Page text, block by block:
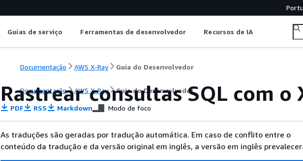
Guias de serviço Ferramentas de desenvolvedor Recursos de IA
Documentação AWS X-Ray Guia do Desenvolvedor
Documentação AWS X-Ray Guia do Desenvolvedor
Rastrear consultas SQL com o
PDF RSS Markdown Modo de foco
As traduções são geradas por tradução automática. Em caso de conflito entre o
conteúdo da tradução e da versão original em inglês, a versão em inglês